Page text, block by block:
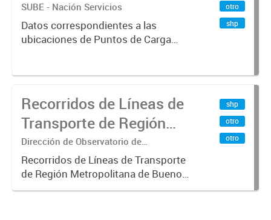
SUBE - Nación Servicios
Datos correspondientes a las
ubicaciones de Puntos de Carga
otro
shp
Recorridos de Líneas de
Transporte de Región
Metropolitana de
Buenos Aires (RMBA)
Dirección de Observatorio de
Transporte, Estudio y Sistemas
Recorridos de Líneas de Transporte
de Región Metropolitana de Buenos
Aires (RMBA).-
shp
otro
otro